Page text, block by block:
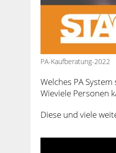
PA-Kaufberatung-2022
Welches PA
Wieviele Personen
Diese und viele